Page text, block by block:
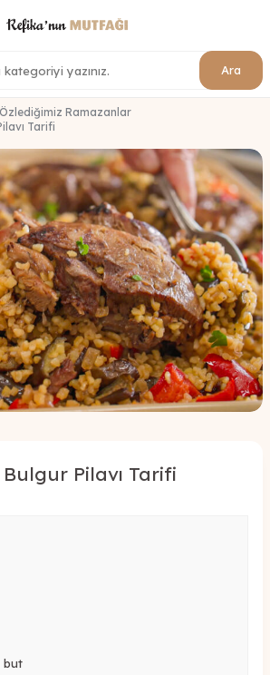
Ara
Ramazanlar
Tarifi
Pilavı Tarifi
but